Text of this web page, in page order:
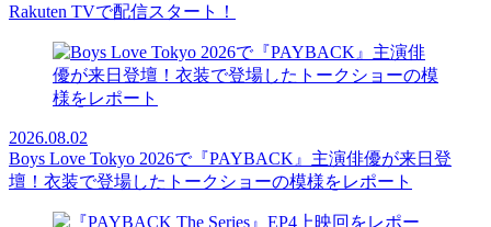
Rakuten TVで配信スタート！
2026.08.02
Boys Love Tokyo 2026で『PAYBACK』主演俳優が来日登
壇！衣装で登場したトークショーの模様をレポート